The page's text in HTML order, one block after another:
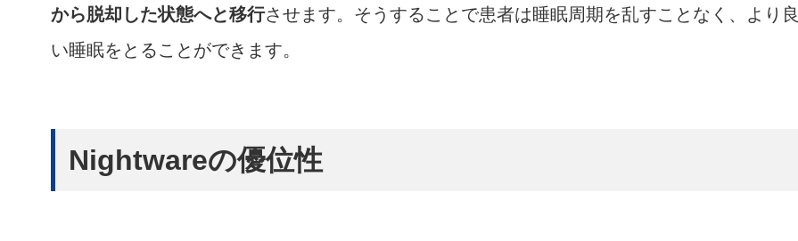
から脱却した状態へと移行させます。そうすることで患者は睡眠周期を乱すことなく、より良
い睡眠をとることができます。
Nightwareの優位性